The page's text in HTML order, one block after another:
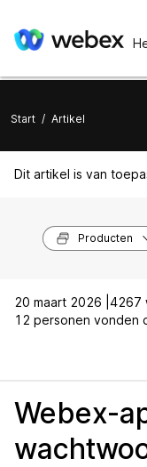
Start / Artikel
Dit artikel is van
Producten
20 maart 2026 | 4267
12 personen vonden
Webex-